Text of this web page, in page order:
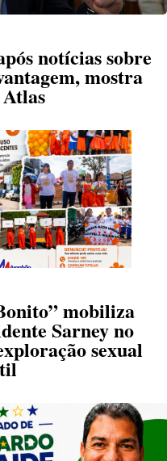
notícias sobre
mostra
mobiliza
Sarney no
sexual